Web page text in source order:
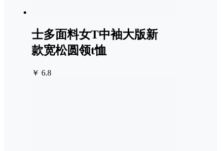
士多面料女T中袖大版新
款宽松圆领t恤
￥ 6.8